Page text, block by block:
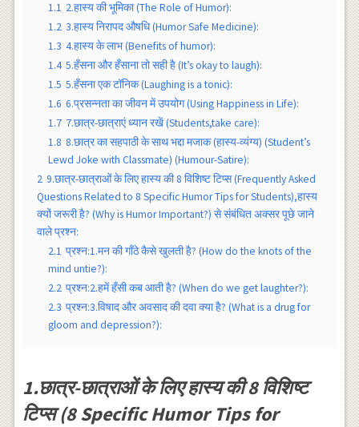
1.1 2.हास्य की भूमिका (The Role of Humor):
1.2 3.हास्य निरापद औषधि (Humor Safe Medicine):
1.3 4.हास्य के लाभ (Benefits of humor):
1.4 5.हँसना और हँसाना तो सही है (It’s okay to laugh):
1.5 5.हँसना एक टाॅनिक (Laughing is a tonic):
1.6 6.प्रसन्नता का जीवन में उपयोग (Using Happiness in Life):
1.7 7.छात्र-छात्राएं ध्यान रखें (Students,take care):
1.8 8.छात्र का सहपाठी के साथ भद्दा मजाक (हास्य-व्यंग्य) (Student’s
Lewd Joke with Classmate) (Humour-Satire):
2 9.छात्र-छात्राओं के लिए हास्य की 8 विशिष्ट टिप्स (Frequently Asked
Questions Related to 8 Specific Humor Tips for Students),हास्य
क्यों जरूरी है? (Why is Humor Important?) से संबंधित अक्सर पूछे जाने
वाले प्रश्न:
2.1 प्रश्न:1.मन की गाँठे कैसे खुलती है? (How do the knots of the
mind untie?):
2.2 प्रश्न:2.हमें हँसी कब आती है? (When do we get laughter?):
2.3 प्रश्न:3.विषाद और अवसाद की दवा क्या है? (What is a drug for
gloom and depression?):
1.छात्र-छात्राओं के लिए हास्य की 8 विशिष्ट
टिप्स (8 Specific Humor Tips for